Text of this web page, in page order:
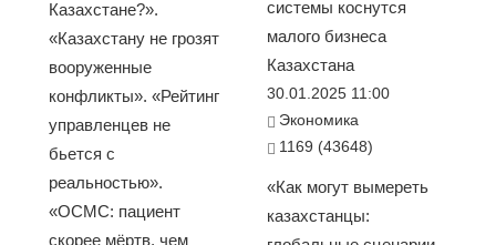
Казахстане?».
«Казахстану не грозят
вооруженные
конфликты». «Рейтинг
управленцев не
бьется с
реальностью».
«ОСМС: пациент
скорее мёртв, чем
системы коснутся
малого бизнеса
Казахстана
30.01.2025 11:00
Экономика
1169 (43648)
«Как могут вымереть
казахстанцы: